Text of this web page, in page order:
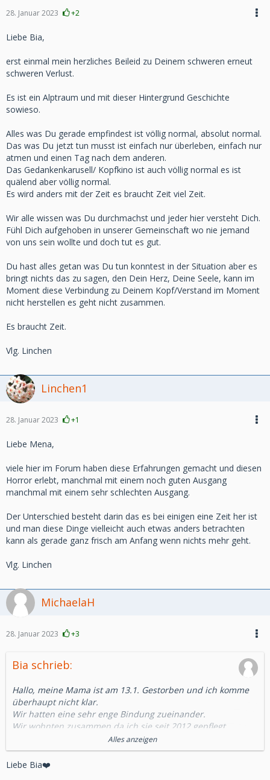
28. Januar 2023 +2
Liebe Bia,
erst einmal mein herzliches Beileid zu Deinem schweren erneut
schweren Verlust.
Es ist ein Alptraum und mit dieser Hintergrund Geschichte
sowieso.
Alles was Du gerade empfindest ist völlig normal, absolut normal.
Das was Du jetzt tun musst ist einfach nur überleben, einfach nur
atmen und einen Tag nach dem anderen.
Das Gedankenkarusell/ Kopfkino ist auch völlig normal es ist
quälend aber völlig normal.
Es wird anders mit der Zeit es braucht Zeit viel Zeit.
Wir alle wissen was Du durchmachst und jeder hier versteht Dich.
Fühl Dich aufgehoben in unserer Gemeinschaft wo nie jemand
von uns sein wollte und doch tut es gut.
Du hast alles getan was Du tun konntest in der Situation aber es
bringt nichts das zu sagen, den Dein Herz, Deine Seele, kann im
Moment diese Verbindung zu Deinem Kopf/Verstand im Moment
nicht herstellen es geht nicht zusammen.
Es braucht Zeit.
Vlg. Linchen
Linchen1
28. Januar 2023 +1
Liebe Mena,
viele hier im Forum haben diese Erfahrungen gemacht und diesen
Horror erlebt, manchmal mit einem noch guten Ausgang
manchmal mit einem sehr schlechten Ausgang.
Der Unterschied besteht darin das es bei einigen eine Zeit her ist
und man diese Dinge vielleicht auch etwas anders betrachten
kann als gerade ganz frisch am Anfang wenn nichts mehr geht.
Vlg. Linchen
MichaelaH
28. Januar 2023 +3
Bia schrieb:
Hallo, meine Mama ist am 13.1. Gestorben und ich komme
überhaupt nicht klar.
Wir hatten eine sehr enge Bindung zueinander.
Wir wohnten zusammen,da ich sie seit 2012 gepflegt
habe,und sie seit 2018 Intensivpflege brauchte,mit
nächtlicher Heimbeatmung.
Erst war mein Papa noch mit da, aber er starb leider am
Alles anzeigen
Liebe Bia❤️